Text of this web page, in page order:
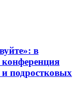
в
подростковых